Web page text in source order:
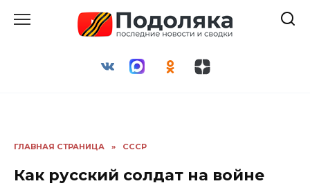
ГЛАВНАЯ СТРАНИЦА » СССР
Как русский солдат на войне